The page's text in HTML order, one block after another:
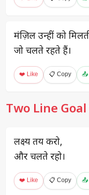
मंज़िल उन्हीं को
जो चलते रहते हैं।
❤️ Like 📋 Copy
Two Line
लक्ष्य तय करो,
और चलते रहो।
❤️ Like 📋 Copy